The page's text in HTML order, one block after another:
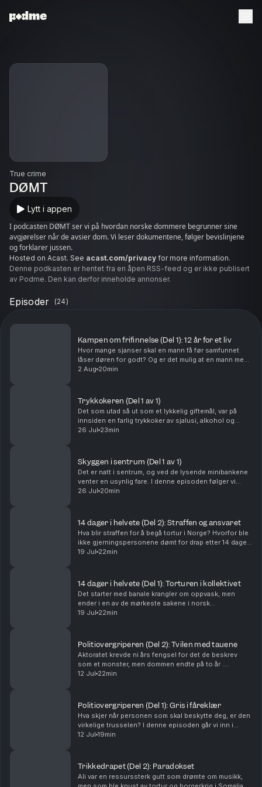
True crime
DØMT
Lytt i appen
I podcasten DØMT ser vi på hvordan norske dommere begrunner sine
avgjørelser når de avsier dom. Vi leser dokumentene, følger bevislinjene
og forklarer jussen.
Hosted on Acast. See acast.com/privacy for more information.
Denne podkasten er hentet fra en åpen RSS-feed og er ikke publisert
av Podme. Den kan derfor inneholde annonser.
Episoder (24)
Kampen om frifinnelse (Del 1): 12 år for et liv
Hvor mange sjanser skal en mann få før samfunnet
låser døren for godt? Og er det mulig at en mann med
et rulleblad «svart som natten» faktisk snakker sant?I
2 Aug 20min
Trykkokeren (Del 1 av 1)
Det som utad så ut som et lykkelig giftemål, var på
innsiden en farlig trykkoker av sjalusi, alkohol og
økonomisk maktbalanse. Det får sønnene oppleve på
26 Jul 23min
Skyggen i sentrum (Del 1 av 1)
Det er natt i sentrum, og ved de lysende minibankene
venter en usynlig fare. I denne episoden følger vi
saken mot Amina, som sammen med flere andre
26 Jul 20min
14 dager i helvete (Del 2): Straffen og ansvaret
Hva blir straffen for å begå tortur i Norge? Hvorfor ble
ikke gjerningspersonene dømt for drap etter 14 dager
med systematisk tortur? Del 2 av 2Ansvarlig redaktør
19 Jul 22min
14 dager i helvete (Del 1): Torturen i kollektivet
Det starter med banale krangler om oppvask, men
ender i en av de mørkeste sakene i norsk
rettshistorie. I denne episoden av Dømt følger vi de
19 Jul 22min
Politiovergriperen (Del 2): Tvilen med tauene
Aktoratet krevde ni års fengsel for det de beskrev
som et monster, men dommen endte på to år .
Hvordan er det mulig? Denne episoden forklarer
12 Jul 22min
Politiovergriperen (Del 1): Gris i fåreklær
Hva skjer når personen som skal beskytte deg, er den
virkelige trusselen? I denne episoden går vi inn i
mørket til Geir, en erfaren og respektert politimann
12 Jul 19min
Trikkedrapet (Del 2): Paradokset
Ali var en ressurssterk gutt som drømte om musikk,